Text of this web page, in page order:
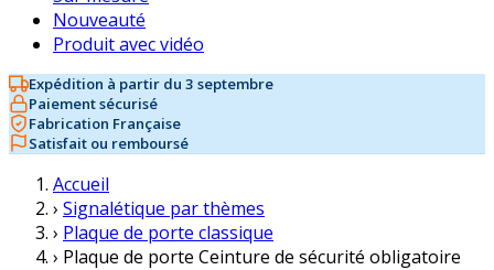
Nouveauté
Produit avec vidéo
Expédition à partir du 3 septembre
Paiement sécurisé
Fabrication Française
Satisfait ou remboursé
Accueil
› Signalétique par thèmes
› Plaque de porte classique
› Plaque de porte Ceinture de sécurité obligatoire